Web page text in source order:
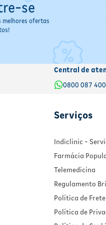
falta bastante tempo para
do horário da próxima dose,
doses ao mesmo tempo
dúvida, consulte o
SEU USO PODE
se
melhores ofertas
Central de
0800 087
Serviços
Indiclinic -
Farmácia
Telemedicina
Regulamento
Política de Frete
Política de